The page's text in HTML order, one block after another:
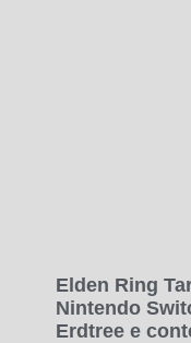
Elden Ring
Nintendo
Erdtree e